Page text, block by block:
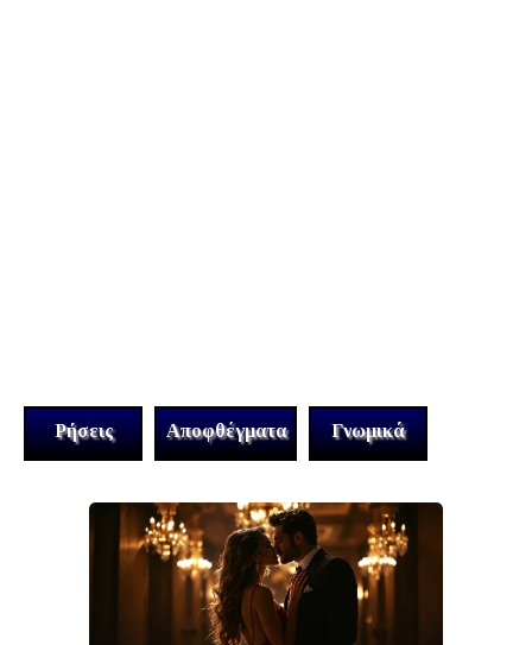
Ρήσεις Αποφθέγματα Γνωμικά